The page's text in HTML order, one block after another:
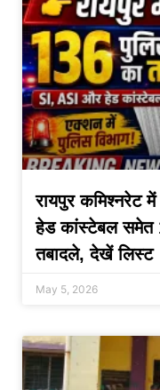
रायपुर
हेड कांस्टेबल समेत
तबादले, देखें लिस्ट
May 5, 2026